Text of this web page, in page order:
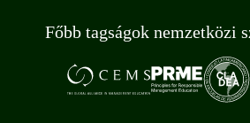
Főbb tagságok nemzetközi